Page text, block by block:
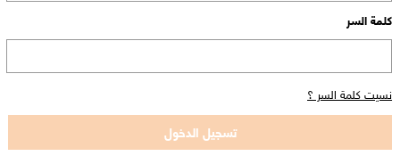
كلمة السر
نسيت كلمة السر ؟